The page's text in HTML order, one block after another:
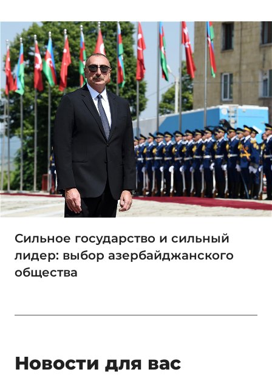
Сильное государство и сильный
лидер: выбор азербайджанского
общества
Новости для вас